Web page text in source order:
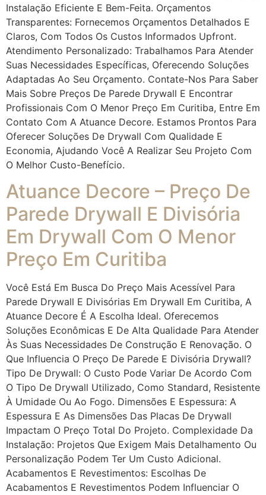
Instalação Eficiente E Bem-Feita. Orçamentos
Transparentes: Fornecemos Orçamentos Detalhados E
Claros, Com Todos Os Custos Informados Upfront.
Atendimento Personalizado: Trabalhamos Para Atender
Suas Necessidades Específicas, Oferecendo Soluções
Adaptadas Ao Seu Orçamento. Contate-Nos Para Saber
Mais Sobre Preços De Parede Drywall E Encontrar
Profissionais Com O Menor Preço Em Curitiba, Entre Em
Contato Com A Atuance Decore. Estamos Prontos Para
Oferecer Soluções De Drywall Com Qualidade E
Economia, Ajudando Você A Realizar Seu Projeto Com
O Melhor Custo-Benefício.
Atuance Decore – Preço De
Parede Drywall E Divisória
Em Drywall Com O Menor
Preço Em Curitiba
Você Está Em Busca Do Preço Mais Acessível Para
Parede Drywall E Divisórias Em Drywall Em Curitiba, A
Atuance Decore É A Escolha Ideal. Oferecemos
Soluções Econômicas E De Alta Qualidade Para Atender
Às Suas Necessidades De Construção E Renovação. O
Que Influencia O Preço De Parede E Divisória Drywall?
Tipo De Drywall: O Custo Pode Variar De Acordo Com
O Tipo De Drywall Utilizado, Como Standard, Resistente
À Umidade Ou Ao Fogo. Dimensões E Espessura: A
Espessura E As Dimensões Das Placas De Drywall
Impactam O Preço Total Do Projeto. Complexidade Da
Instalação: Projetos Que Exigem Mais Detalhamento Ou
Personalização Podem Ter Um Custo Adicional.
Acabamentos E Revestimentos: Escolhas De
Acabamentos E Revestimentos Podem Influenciar O